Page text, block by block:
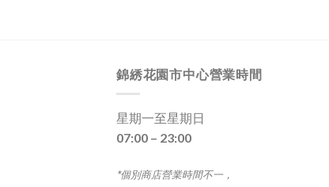
錦綉花園市中心營業時間
星期一至星期日
07:00 – 23:00
*個別商店營業時間不一，